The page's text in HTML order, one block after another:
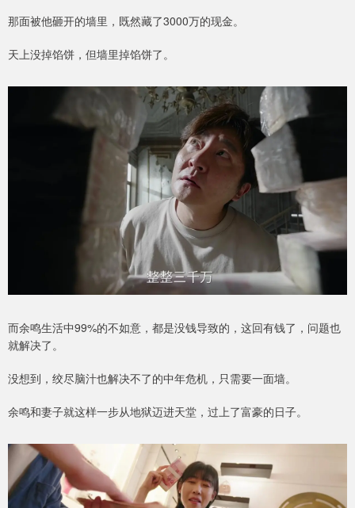
那面被他砸开的墙里，既然藏了3000万的现金。
天上没掉馅饼，但墙里掉馅饼了。
而余鸣生活中99%的不如意，都是没钱导致的，这回有钱了，问题也
就解决了。
没想到，绞尽脑汁也解决不了的中年危机，只需要一面墙。
余鸣和妻子就这样一步从地狱迈进天堂，过上了富豪的日子。